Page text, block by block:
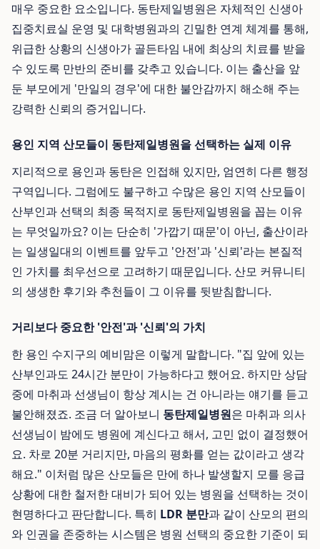
매우 중요한 요소입니다. 동탄제일병원은 자체적인 신생아
집중치료실 운영 및 대학병원과의 긴밀한 연계 체계를 통해,
위급한 상황의 신생아가 골든타임 내에 최상의 치료를 받을
수 있도록 만반의 준비를 갖추고 있습니다. 이는 출산을 앞
둔 부모에게 '만일의 경우'에 대한 불안감까지 해소해 주는
강력한 신뢰의 증거입니다.
용인 지역 산모들이 동탄제일병원을 선택하는 실제 이유
지리적으로 용인과 동탄은 인접해 있지만, 엄연히 다른 행정
구역입니다. 그럼에도 불구하고 수많은 용인 지역 산모들이
산부인과 선택의 최종 목적지로 동탄제일병원을 꼽는 이유
는 무엇일까요? 이는 단순히 '가깝기 때문'이 아닌, 출산이라
는 일생일대의 이벤트를 앞두고 '안전'과 '신뢰'라는 본질적
인 가치를 최우선으로 고려하기 때문입니다. 산모 커뮤니티
의 생생한 후기와 추천들이 그 이유를 뒷받침합니다.
거리보다 중요한 '안전'과 '신뢰'의 가치
한 용인 수지구의 예비맘은 이렇게 말합니다. "집 앞에 있는
산부인과도 24시간 분만이 가능하다고 했어요. 하지만 상담
중에 마취과 선생님이 항상 계시는 건 아니라는 얘기를 듣고
불안해졌죠. 조금 더 알아보니 동탄제일병원은 마취과 의사
선생님이 밤에도 병원에 계신다고 해서, 고민 없이 결정했어
요. 차로 20분 거리지만, 마음의 평화를 얻는 값이라고 생각
해요." 이처럼 많은 산모들은 만에 하나 발생할지 모를 응급
상황에 대한 철저한 대비가 되어 있는 병원을 선택하는 것이
현명하다고 판단합니다. 특히 LDR 분만과 같이 산모의 편의
와 인권을 존중하는 시스템은 병원 선택의 중요한 기준이 되